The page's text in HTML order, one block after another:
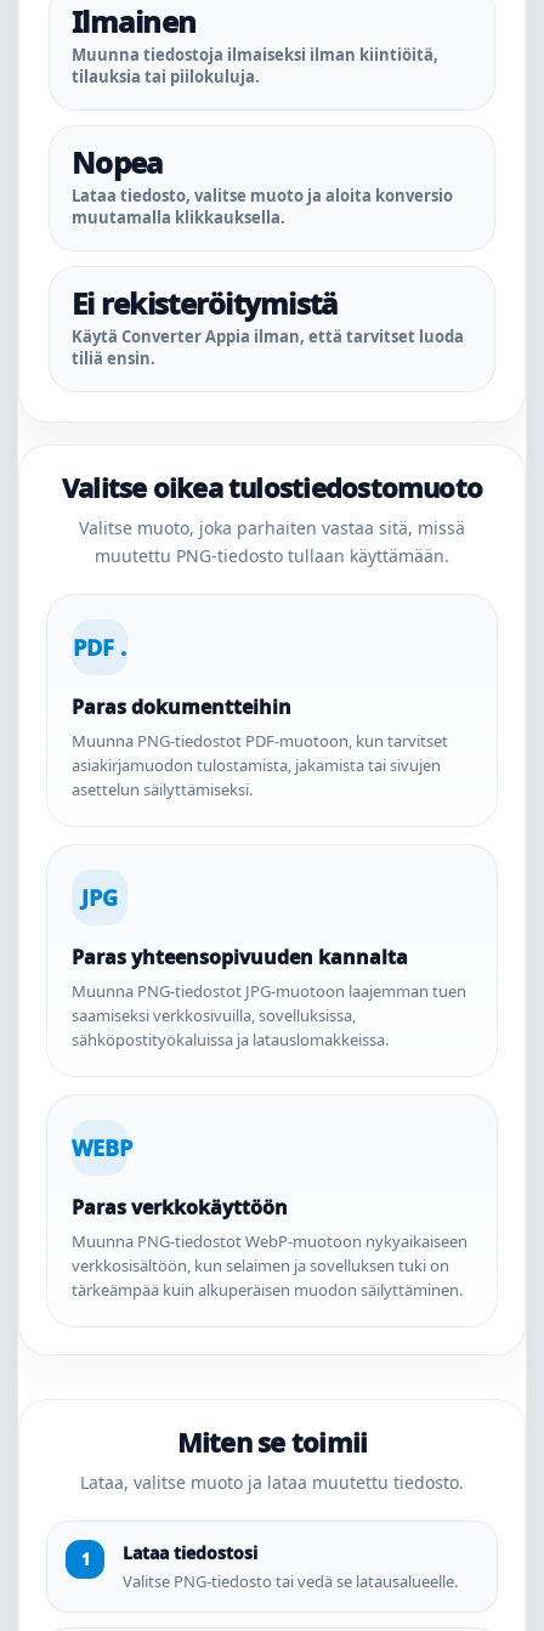
Ilmainen
Muunna tiedostoja ilmaiseksi ilman kiintiöitä,
tilauksia tai piilokuluja.
Nopea
Lataa tiedosto, valitse muoto ja aloita konversio
muutamalla klikkauksella.
Ei rekisteröitymistä
Käytä Converter Appia ilman, että tarvitset luoda
tiliä ensin.
Valitse oikea tulostiedostomuoto
Valitse muoto, joka parhaiten vastaa sitä, missä
muutettu PNG-tiedosto tullaan käyttämään.
PDF .
Paras dokumentteihin
Muunna PNG-tiedostot PDF-muotoon, kun tarvitset
asiakirjamuodon tulostamista, jakamista tai sivujen
asettelun säilyttämiseksi.
JPG
Paras yhteensopivuuden kannalta
Muunna PNG-tiedostot JPG-muotoon laajemman tuen
saamiseksi verkkosivuilla, sovelluksissa,
sähköpostityökaluissa ja latauslomakkeissa.
WEBP
Paras verkkokäyttöön
Muunna PNG-tiedostot WebP-muotoon nykyaikaiseen
verkkosisältöön, kun selaimen ja sovelluksen tuki on
tärkeämpää kuin alkuperäisen muodon säilyttäminen.
Miten se toimii
Lataa, valitse muoto ja lataa muutettu tiedosto.
Lataa tiedostosi
Valitse PNG-tiedosto tai vedä se latausalueelle.